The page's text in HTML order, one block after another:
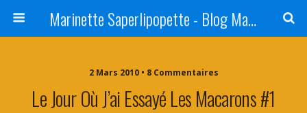
Marinette Saperlipopette - Blog Maman Angers Lifestyle - Ex Expat Montréal
2 Mars 2010 • 8 Commentaires
Le Jour Où J’ai Essayé Les Macarons #1